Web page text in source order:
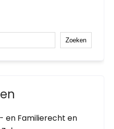
Zoeken
en Familierecht en